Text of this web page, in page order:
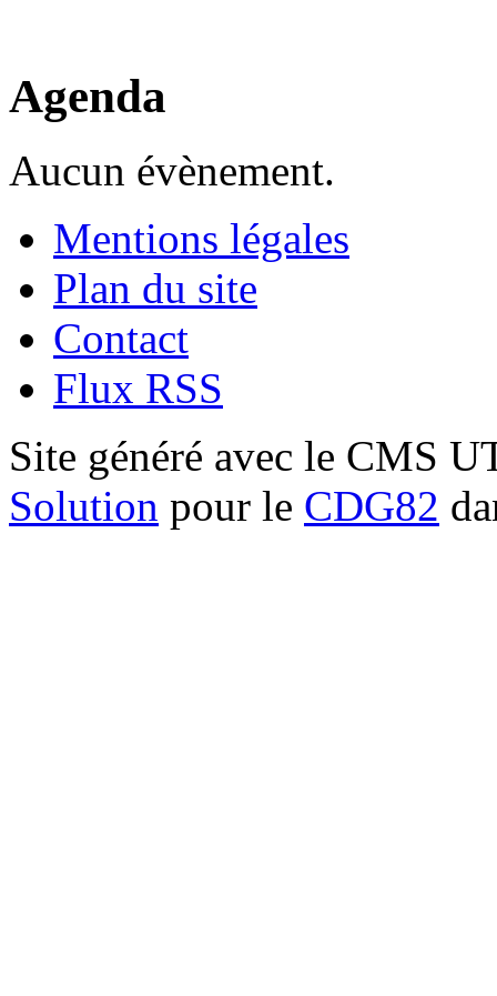
Agenda
Aucun évènement.
Mentions légales
Plan du site
Contact
Flux RSS
Site généré avec le CMS
Solution pour le CDG82